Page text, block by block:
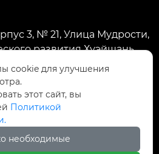
3, № 21, Улица Мудрости,
развития Хуэйшань,
cookie для улучшения
этот сайт, вы
Политикой
необходимые